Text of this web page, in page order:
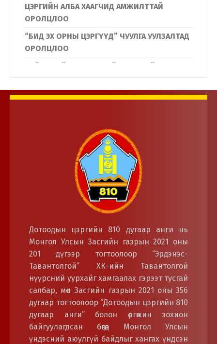
ЦЭРГИЙН АЛБА ХААГЧИД АМЖИЛТТАЙ
ОРОЛЦЛОО
“БИД ЭХ ОРНЫ ЦЭРГҮҮД” ЧУУЛГА УУЛЗАЛТАД
ОРОЛЦЛОО
Нийслэлийн Дүүргүүдийн Иргэдийн
Дотоодын цэргийн байгууллагын үйл
ажиллагаатай танилцлаа.
Дотоодын цэргийн 810 дугаар анги нь
Монгол Улсын Засгийн газрын 2021 оны
201 дүгээр тогтоолоор “Эрдэнэс-
Тавантолгой” ХК-ийн Тавантолгой
нүүрсний уурхайг хамгаалах гэрээт тусгай
салбар, мөн Засгийн газрын 2021 оны 356
дугаар тогтоолоор “Дотоодын цэргийн 810
дугаар анги” болон өргөжин зохион
байгуулагдсан бөгөөд Монгол Улсын
үндэсний аюулгүй байдлыг хангах үндсэн